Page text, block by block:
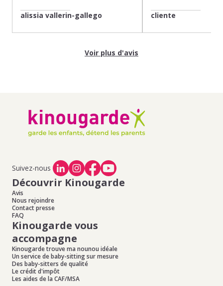
alissia vallerin-gallego cliente
Voir plus d'avis
Suivez-nous
Découvrir Kinougarde
Avis
Nous rejoindre
Contact presse
FAQ
Kinougarde vous
accompagne
Kinougarde trouve ma nounou idéale
Un service de baby-sitting sur mesure
Des baby-sitters de qualité
Le crédit d'impôt
Les aides de la CAF/MSA